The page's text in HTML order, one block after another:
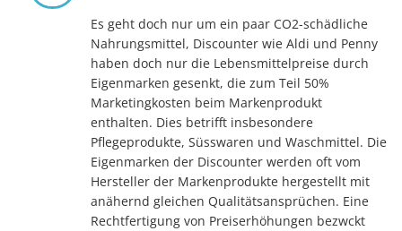
Es geht doch nur um ein paar CO2-schädliche
Nahrungsmittel, Discounter wie Aldi und Penny
haben doch nur die Lebensmittelpreise durch
Eigenmarken gesenkt, die zum Teil 50%
Marketingkosten beim Markenprodukt
enthalten. Dies betrifft insbesondere
Pflegeprodukte, Süsswaren und Waschmittel. Die
Eigenmarken der Discounter werden oft vom
Hersteller der Markenprodukte hergestellt mit
anähernd gleichen Qualitätsansprüchen. Eine
Rechtfertigung von Preiserhöhungen bezwckt